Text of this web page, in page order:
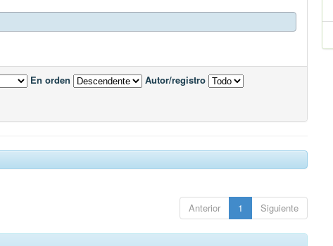
En orden Autor/registro
Anterior 1 Siguiente